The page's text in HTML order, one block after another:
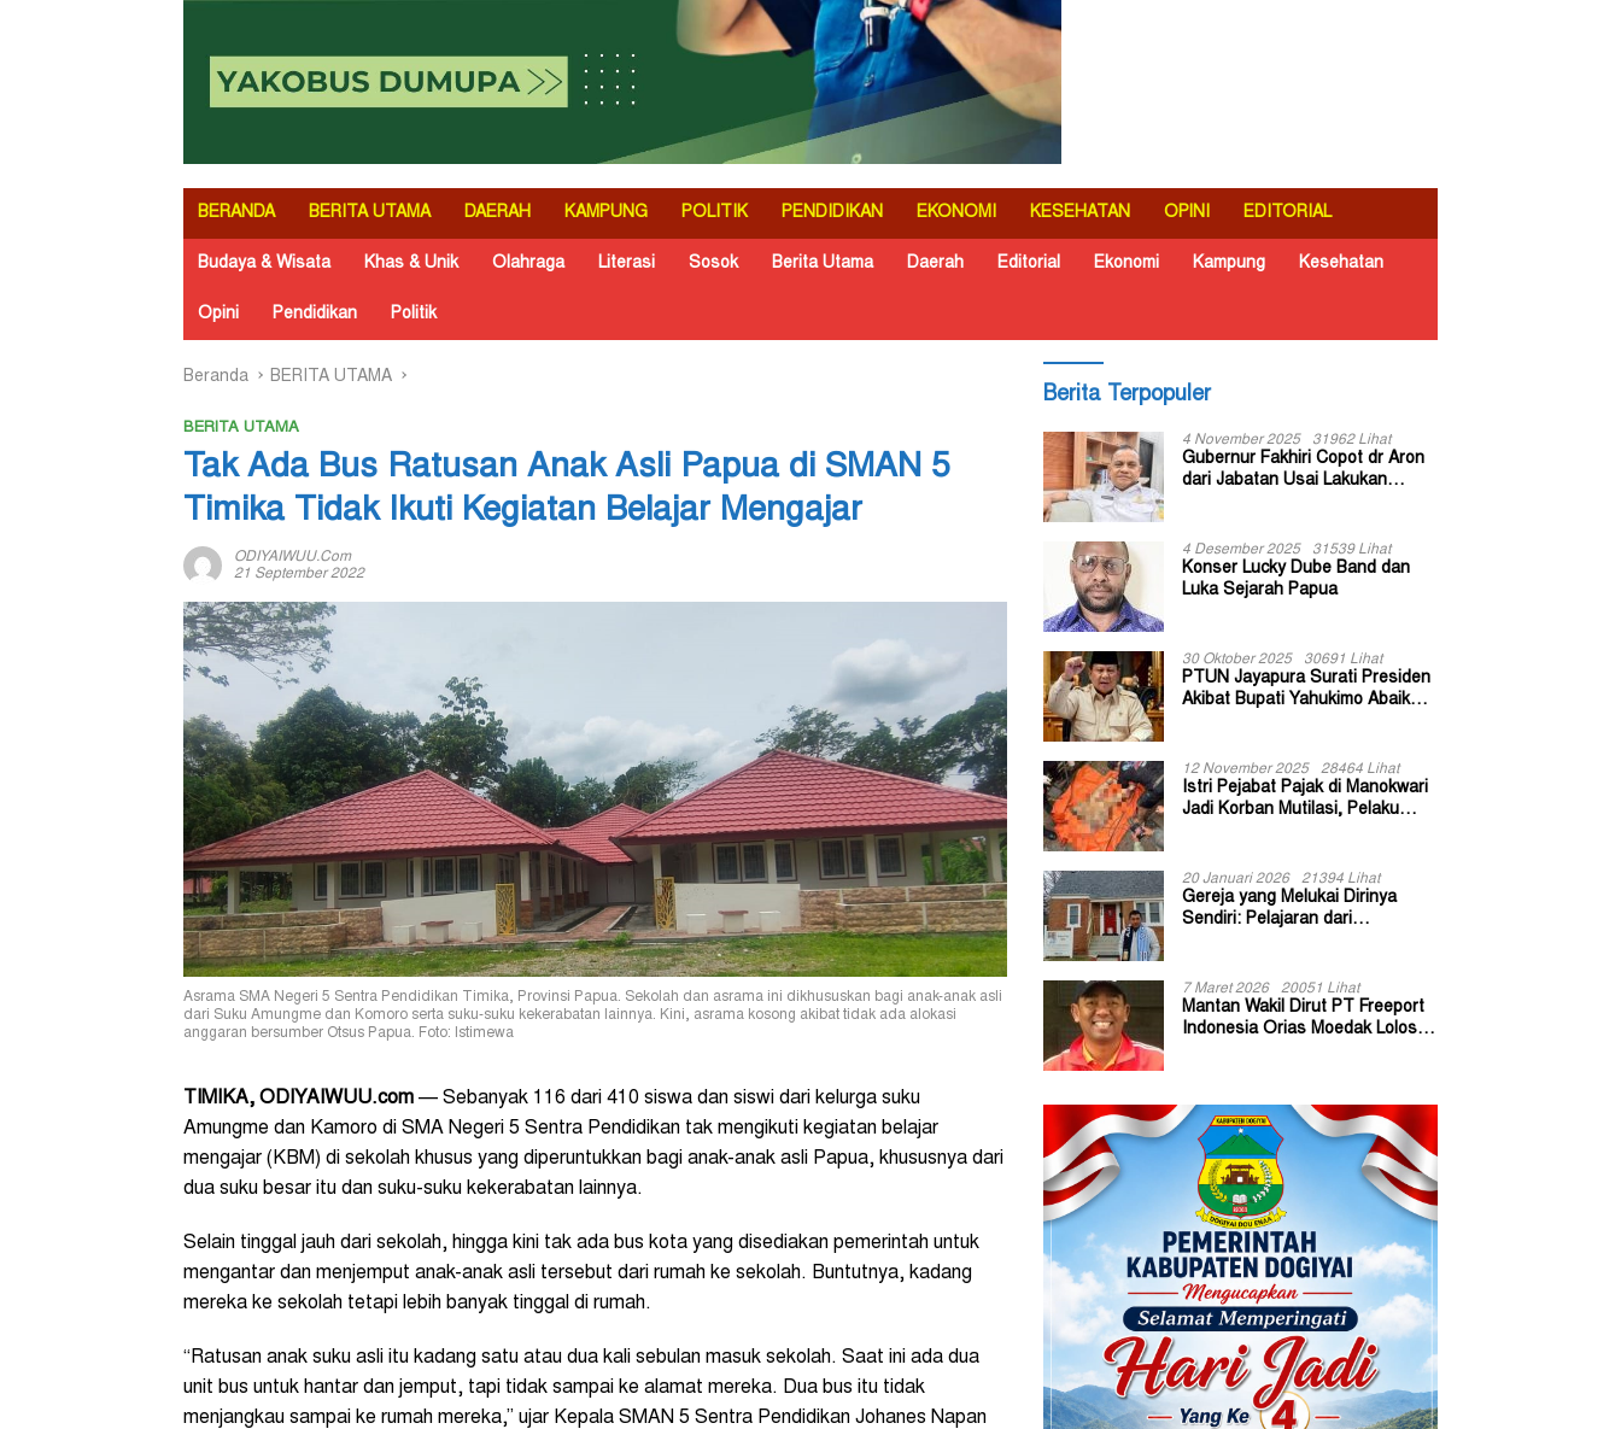
BERANDA BERITA UTAMA DAERAH KAMPUNG POLITIK PENDIDIKAN EKONOMI KESEHATAN OPINI EDITORIAL
Budaya & Wisata Khas & Unik Olahraga Literasi Sosok Berita Utama Daerah Editorial Ekonomi Kampung Kesehatan
Opini Pendidikan Politik
Beranda BERITA UTAMA
BERITA UTAMA
Tak Ada Bus Ratusan Anak Asli Papua di SMAN 5
Timika Tidak Ikuti Kegiatan Belajar Mengajar
ODIYAIWUU.com
21 September 2022
Asrama SMA Negeri 5 Sentra Pendidikan Timika, Provinsi Papua. Sekolah dan asrama ini dikhususkan bagi anak-anak asli
dari Suku Amungme dan Komoro serta suku-suku kekerabatan lainnya. Kini, asrama kosong akibat tidak ada alokasi
anggaran bersumber Otsus Papua. Foto: Istimewa
TIMIKA, ODIYAIWUU.com — Sebanyak 116 dari 410 siswa dan siswi dari kelurga suku
Amungme dan Kamoro di SMA Negeri 5 Sentra Pendidikan tak mengikuti kegiatan belajar
mengajar (KBM) di sekolah khusus yang diperuntukkan bagi anak-anak asli Papua, khususnya dari
dua suku besar itu dan suku-suku kekerabatan lainnya.
Selain tinggal jauh dari sekolah, hingga kini tak ada bus kota yang disediakan pemerintah untuk
mengantar dan menjemput anak-anak asli tersebut dari rumah ke sekolah. Buntutnya, kadang
mereka ke sekolah tetapi lebih banyak tinggal di rumah.
“Ratusan anak suku asli itu kadang satu atau dua kali sebulan masuk sekolah. Saat ini ada dua
unit bus untuk hantar dan jemput, tapi tidak sampai ke alamat mereka. Dua bus itu tidak
menjangkau sampai ke rumah mereka,” ujar Kepala SMAN 5 Sentra Pendidikan Johanes Napan
Berita Terpopuler
4 November 2025 31962 Lihat
Gubernur Fakhiri Copot dr Aron
dari Jabatan Usai Lakukan
4 Desember 2025 31539 Lihat
Konser Lucky Dube Band dan
Luka Sejarah Papua
30 Oktober 2025 30691 Lihat
PTUN Jayapura Surati Presiden
Akibat Bupati Yahukimo Abaikan
12 November 2025 28464 Lihat
Istri Pejabat Pajak di Manokwari
Jadi Korban Mutilasi, Pelaku
20 Januari 2026 21394 Lihat
Gereja yang Melukai Dirinya
Sendiri: Pelajaran dari
7 Maret 2026 20051 Lihat
Mantan Wakil Dirut PT Freeport
Indonesia Orias Moedak Lolos